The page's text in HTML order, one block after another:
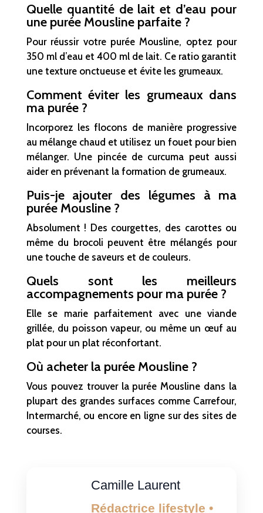
Quelle quantité de lait et d’eau pour
une purée Mousline parfaite ?
Pour réussir votre purée Mousline, optez pour
350 ml d’eau et 400 ml de lait. Ce ratio garantit
une texture onctueuse et évite les grumeaux.
Comment éviter les grumeaux dans
ma purée ?
Incorporez les flocons de manière progressive
au mélange chaud et utilisez un fouet pour bien
mélanger. Une pincée de curcuma peut aussi
aider en prévenant la formation de grumeaux.
Puis-je ajouter des légumes à ma
purée Mousline ?
Absolument ! Des courgettes, des carottes ou
même du brocoli peuvent être mélangés pour
une touche de saveurs et de couleurs.
Quels sont les meilleurs
accompagnements pour ma purée ?
Elle se marie parfaitement avec une viande
grillée, du poisson vapeur, ou même un œuf au
plat pour un plat réconfortant.
Où acheter la purée Mousline ?
Vous pouvez trouver la purée Mousline dans la
plupart des grandes surfaces comme Carrefour,
Intermarché, ou encore en ligne sur des sites de
courses.
Camille Laurent
Rédactrice lifestyle •